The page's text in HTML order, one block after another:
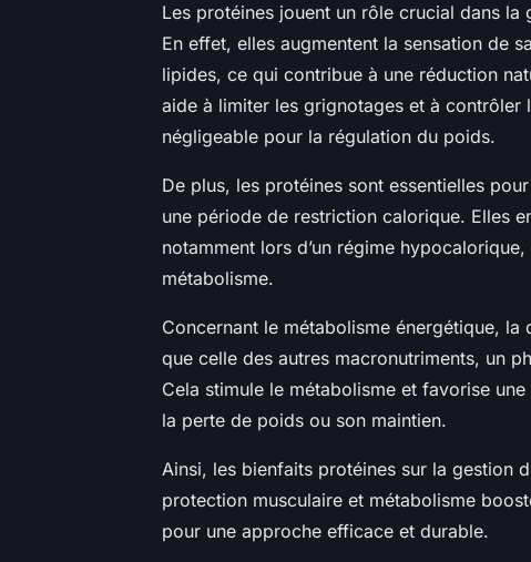
Les protéines jouent un rôle crucial dans
En effet, elles augmentent la sensation de
lipides, ce qui contribue à une réduction
aide à limiter les grignotages et à contrôler
négligeable pour la régulation du poids.
De plus, les protéines sont essentielles
une période de restriction calorique. Elles
notamment lors d’un régime
métabolisme.
Concernant le métabolisme énergétique, la
que celle des autres macronutriments, un
Cela stimule le métabolisme et favorise
la perte de poids ou son maintien.
Ainsi, les bienfaits protéines sur la gestion
protection musculaire et métabolisme
pour une approche efficace et durable.